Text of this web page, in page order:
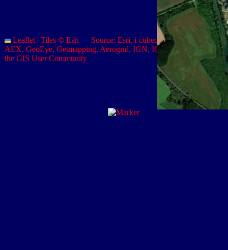
Leaflet | Tiles © Esri — Source: Esri, i-cubed, USDA, USGS,
AEX, GeoEye, Getmapping, Aerogrid, IGN, IGP, UPR-EGP, and
the GIS User Community